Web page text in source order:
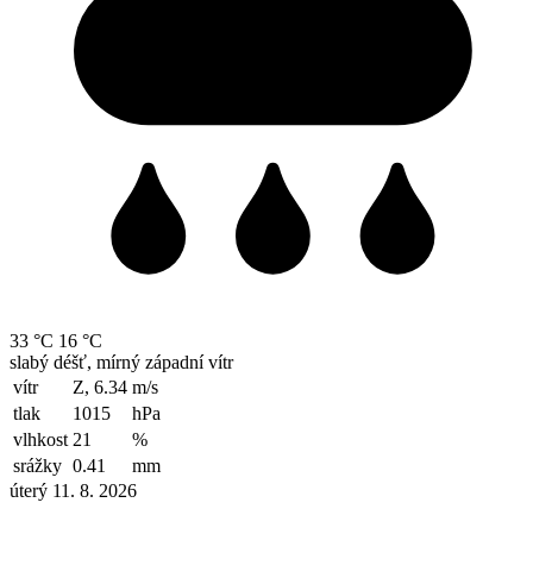
33 °C 16 °C
slabý déšť, mírný západní vítr
vítr
Z, 6.34 m/s
tlak
1015
hPa
vlhkost 21
%
srážky 0.41
mm
úterý 11. 8. 2026